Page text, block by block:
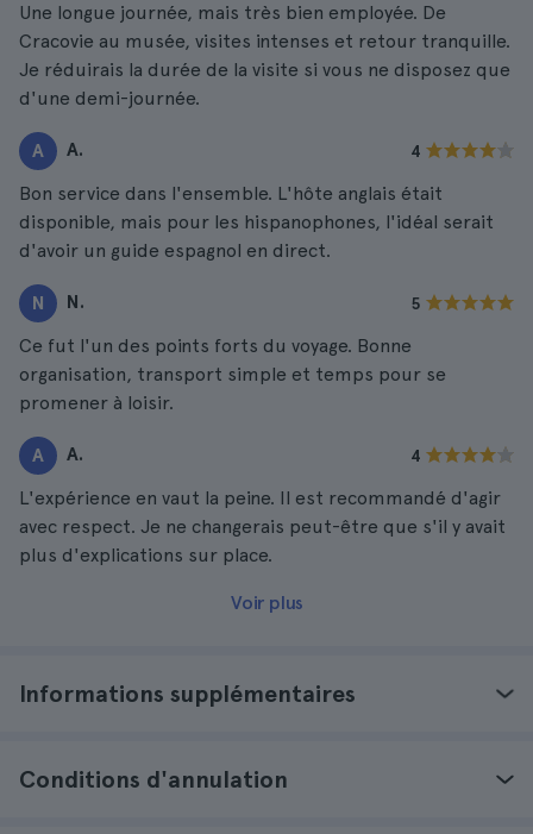
Une longue journée, mais très bien employée. De
Cracovie au musée, visites intenses et retour tranquille.
Je réduirais la durée de la visite si vous ne disposez que
d'une demi-journée.
A A. 4
Bon service dans l'ensemble. L'hôte anglais était
disponible, mais pour les hispanophones, l'idéal serait
d'avoir un guide espagnol en direct.
N N. 5
Ce fut l'un des points forts du voyage. Bonne
organisation, transport simple et temps pour se
promener à loisir.
A A. 4
L'expérience en vaut la peine. Il est recommandé d'agir
avec respect. Je ne changerais peut-être que s'il y avait
plus d'explications sur place.
Voir plus
Informations supplémentaires
Conditions d'annulation